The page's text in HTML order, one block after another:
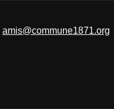
amis@commune1871.org